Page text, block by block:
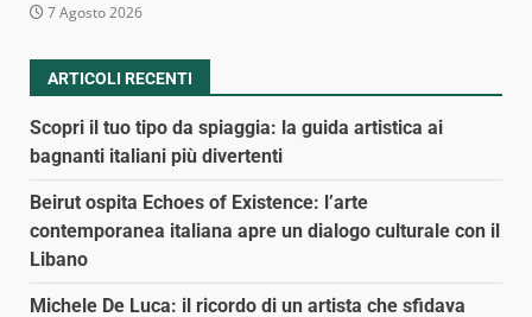
7 Agosto 2026
ARTICOLI RECENTI
Scopri il tuo tipo da spiaggia: la guida artistica ai
bagnanti italiani più divertenti
Beirut ospita Echoes of Existence: l’arte
contemporanea italiana apre un dialogo culturale con il
Libano
Michele De Luca: il ricordo di un artista che sfidava